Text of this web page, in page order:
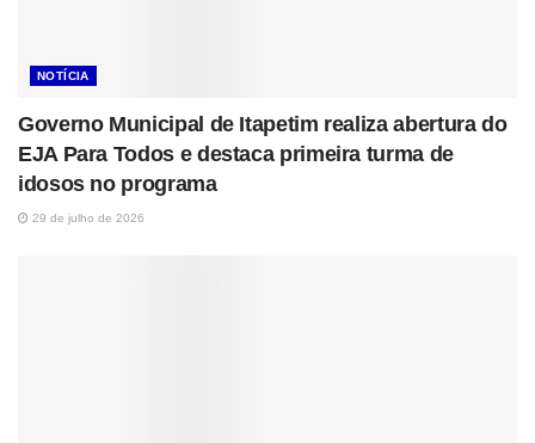
NOTÍCIA
Governo Municipal de Itapetim realiza abertura do
EJA Para Todos e destaca primeira turma de
idosos no programa
29 de julho de 2026